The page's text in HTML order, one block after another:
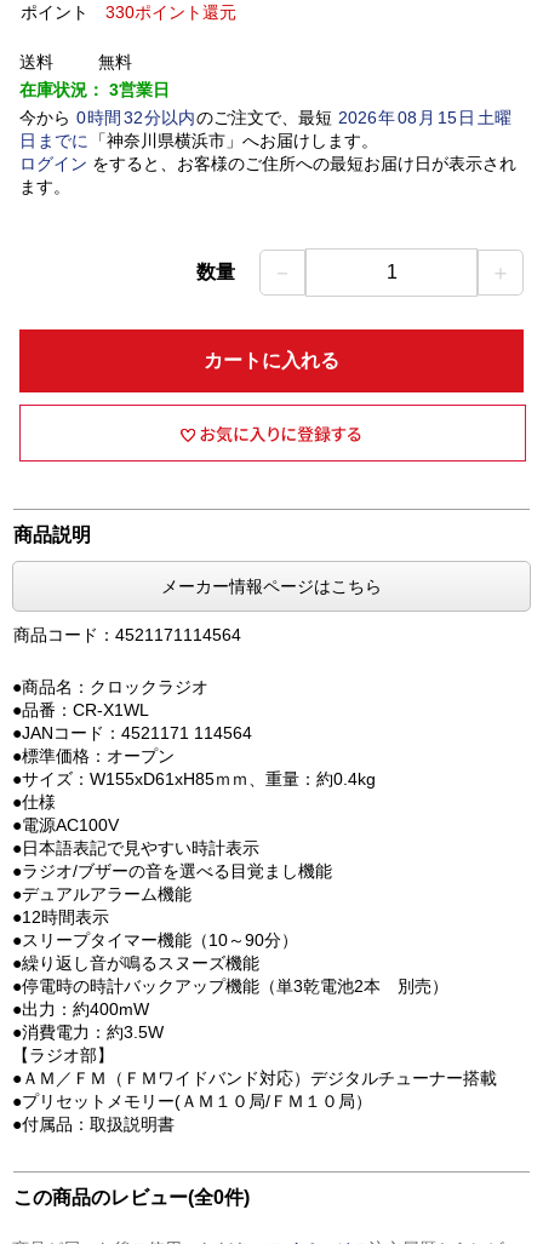
ポイント
330ポイント還元
送料
無料
在庫状況： 3営業日
今から 0時間 32分以内のご注文で、最短 2026年08 月 15日土曜
日 までに 「神奈川県横浜市」 へお届けします。
ログイン をすると、お客様のご住所への最短お届け日が表示され
ます。
数量 － 1 ＋
カートに入れる
商品説明
メーカー情報ページはこちら
商品コード：4521171114564
●商品名：クロックラジオ
●品番：CR-X1WL
●JANコード：4521171 114564
●標準価格：オープン
●サイズ：W155xD61xH85ｍｍ、重量：約0.4kg
●仕様
●電源AC100V
●日本語表記で見やすい時計表示
●ラジオ/ブザーの音を選べる目覚まし機能
●デュアルアラーム機能
●12時間表示
●スリープタイマー機能（10～90分）
●繰り返し音が鳴るスヌーズ機能
●停電時の時計バックアップ機能（単3乾電池2本 別売）
●出力：約400mW
●消費電力：約3.5W
【ラジオ部】
●ＡＭ／ＦＭ（ＦＭワイドバンド対応）デジタルチューナー搭載
●プリセットメモリー(ＡＭ１０局/ＦＭ１０局）
●付属品：取扱説明書
この商品のレビュー(全0件)